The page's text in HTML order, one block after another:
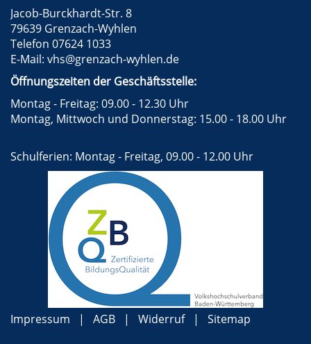
Jacob-Burckhardt-Str. 8
79639 Grenzach-Wyhlen
Telefon 07624 1033
E-Mail: vhs@grenzach-wyhlen.de
Öffnungszeiten der Geschäftsstelle:
Montag - Freitag: 09.00 - 12.30 Uhr
Montag, Mittwoch und Donnerstag: 15.00 - 18.00 Uhr
Schulferien: Montag - Freitag, 09.00 - 12.00 Uhr
Impressum AGB Widerruf Sitemap